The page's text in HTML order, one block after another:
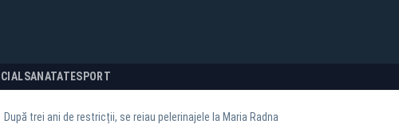
SANATATESPORT
După trei ani de restricții, se reiau pelerinajele la Maria Radna